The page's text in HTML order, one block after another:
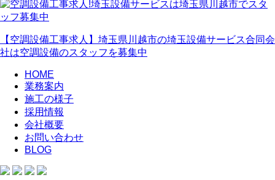
【空調設備工事求人】埼玉県川越市の埼玉設備サービス合同会
社は空調設備のスタッフを募集中
HOME
業務案内
施工の様子
採用情報
会社概要
お問い合わせ
BLOG